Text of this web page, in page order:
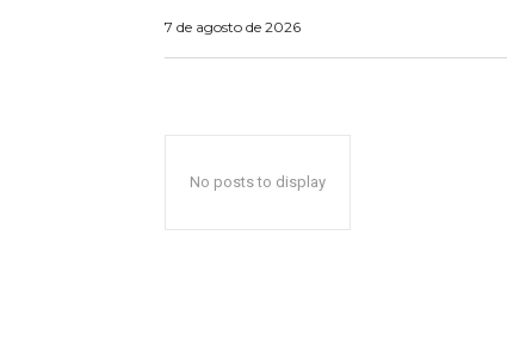
7 de agosto de 2026
No posts to display